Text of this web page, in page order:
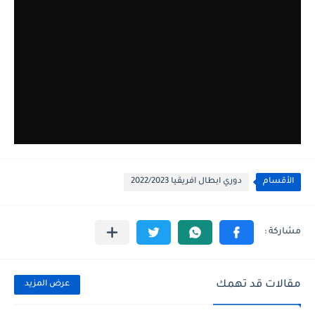
الأقسام دوري ابطال افريقيا 2022/2023
مقالات قد تهمك عرض المزيد